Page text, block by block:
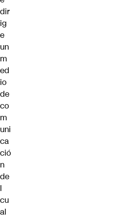
dir
ig
e
un
m
ed
io
de
co
m
uni
ca
ció
n
de
l
cu
al